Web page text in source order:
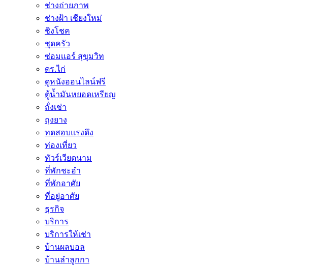
ช่างถ่ายภาพ
ช่างฝ้า เชียงใหม่
ชิงโชค
ชุดครัว
ซ่อมเเอร์ สุขุมวิท
ดร.ไก่
ดูหนังออนไลน์ฟรี
ตู้น้ำมันหยอดเหรียญ
ถั่งเช่า
ถุงยาง
ทดสอบแรงดึง
ท่องเที่ยว
ทัวร์เวียดนาม
ที่พักชะอำ
ที่พักอาศัย
ที่อยู่อาศัย
ธุรกิจ
บริการ
บริการให้เช่า
บ้านผลบอล
บ้านลำลูกกา